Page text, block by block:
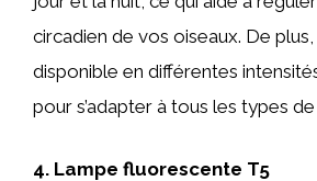
circadien de vos oiseaux. De
disponible en différentes
pour s’adapter à tous les types
4. Lampe fluorescente T5